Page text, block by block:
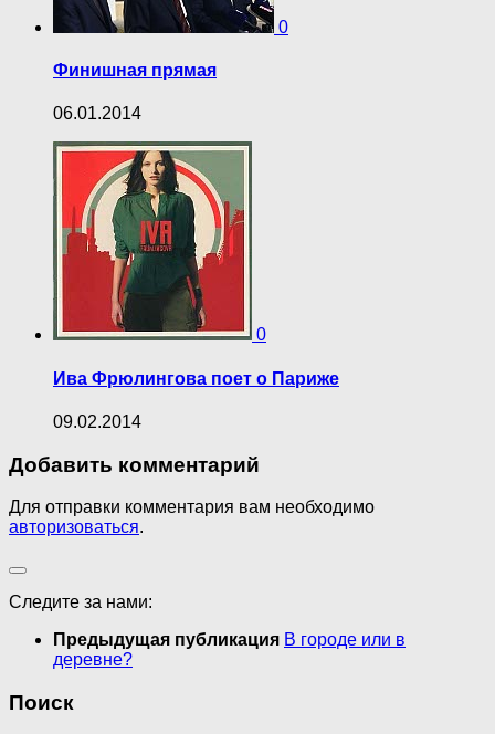
0
Финишная прямая
06.01.2014
0
Ива Фрюлингова поет о Париже
09.02.2014
Добавить комментарий
Для отправки комментария вам необходимо
авторизоваться.
Следите за нами:
Предыдущая публикация В городе или в
деревне?
Поиск